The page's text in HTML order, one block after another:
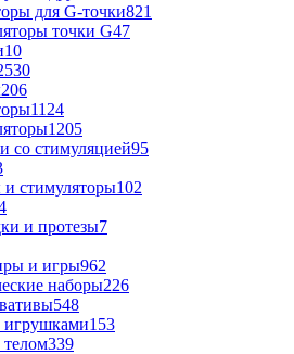
для G-точки821
точки G47
10
206
1124
1205
со стимуляцией95
стимуляторы102
и протезы7
и игры962
наборы226
548
игрушками153
телом339